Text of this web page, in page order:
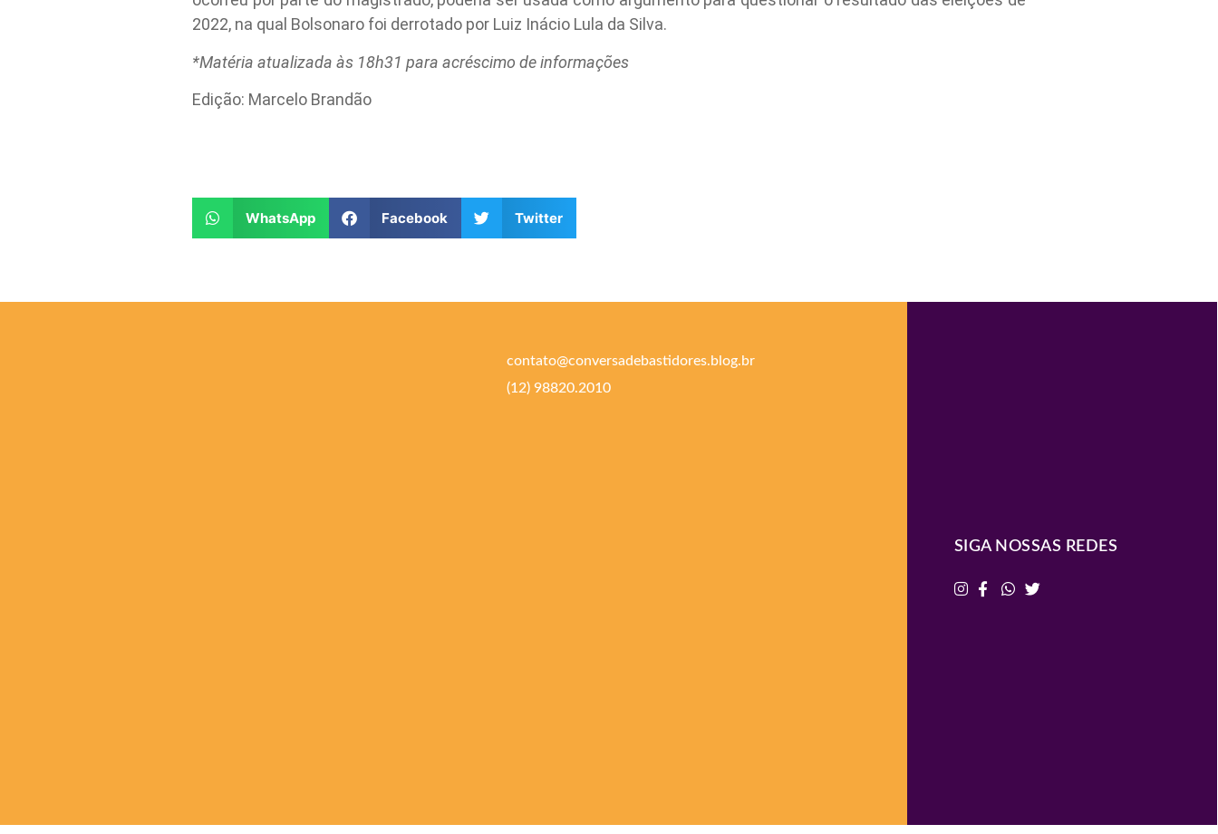
2022, na qual Bolsonaro foi derrotado por Luiz Inácio Lula da Silva.
*Matéria atualizada às 18h31 para acréscimo de informações
Edição: Marcelo Brandão
WhatsApp Facebook Twitter
contato@conversadebastidores.blog.br
(12) 98820.2010
SIGA NOSSAS REDES